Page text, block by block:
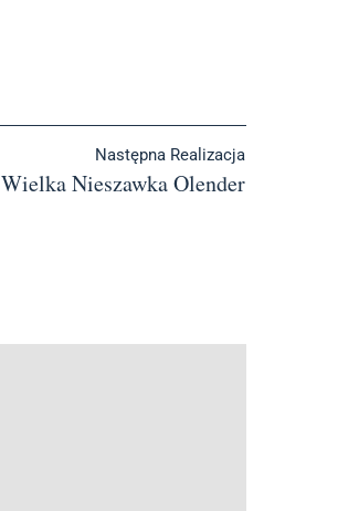
Następna Realizacja
Wielka Nieszawka Olender